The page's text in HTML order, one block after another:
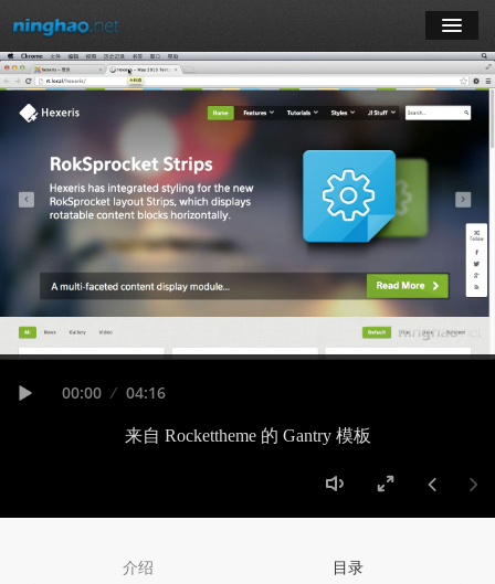
学习
登录
注册
订阅课程
Seek
Current
00:00 Duration
04:16
来自 Rockettheme 的 Gantry 模板
Volume
介绍 目录